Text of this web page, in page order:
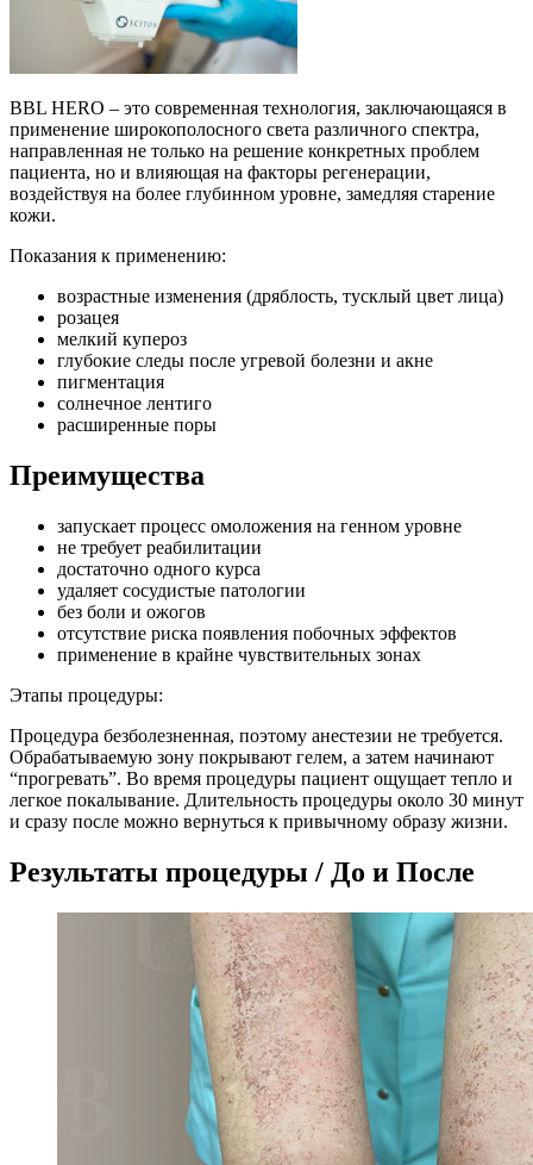
BBL HERO – это современная технология, заключающаяся в
применение широкополосного света различного спектра,
направленная не только на решение конкретных проблем
пациента, но и влияющая на факторы регенерации,
воздействуя на более глубинном уровне, замедляя старение
кожи.
Показания к применению:
возрастные изменения (дряблость, тусклый цвет лица)
розацея
мелкий купероз
глубокие следы после угревой болезни и акне
пигментация
солнечное лентиго
расширенные поры
Преимущества
запускает процесс омоложения на генном уровне
не требует реабилитации
достаточно одного курса
удаляет сосудистые патологии
без боли и ожогов
отсутствие риска появления побочных эффектов
применение в крайне чувствительных зонах
Этапы процедуры:
Процедура безболезненная, поэтому анестезии не требуется.
Обрабатываемую зону покрывают гелем, а затем начинают
“прогревать”. Во время процедуры пациент ощущает тепло и
легкое покалывание. Длительность процедуры около 30 минут
и сразу после можно вернуться к привычному образу жизни.
Результаты процедуры / До и После